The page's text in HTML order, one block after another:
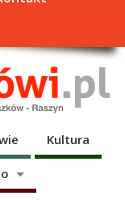
Kultura